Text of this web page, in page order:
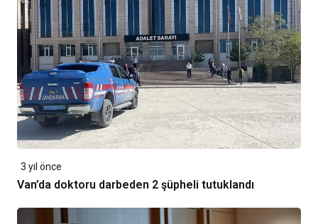
3 yıl önce
Van’da doktoru darbeden 2 şüpheli tutuklandı